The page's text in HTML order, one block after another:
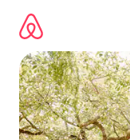
contenido